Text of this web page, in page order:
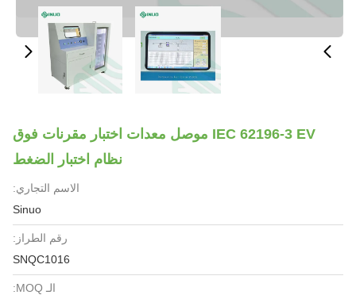
IEC 62196-3 EV موصل معدات اختبار مقرنات فوق
نظام اختبار الضغط
الاسم التجاري:
Sinuo
رقم الطراز:
SNQC1016
الـ MOQ: